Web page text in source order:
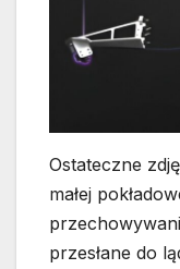
Ostateczne
małej
przesłane do